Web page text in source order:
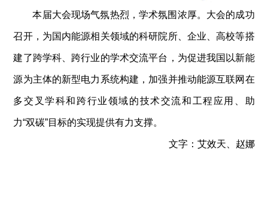
本届大会现场气氛热烈，学术氛围浓厚。大会的成功
召开，为国内能源相关领域的科研院所、企业、高校等搭
建了跨学科、跨行业的学术交流平台，为促进我国以新能
源为主体的新型电力系统构建，加强并推动能源互联网在
多交叉学科和跨行业领域的技术交流和工程应用、助
力“双碳”目标的实现提供有力支撑。
文字：艾效天、赵娜